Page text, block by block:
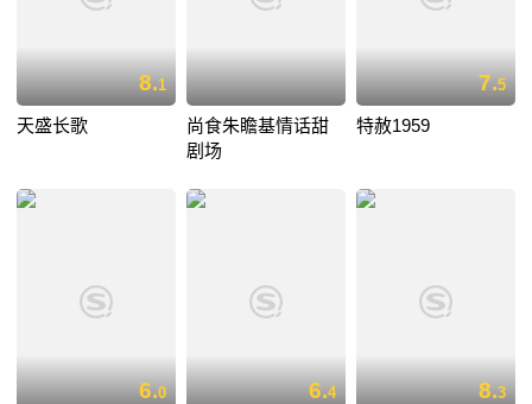
8.1
天盛长歌
尚食朱瞻基情话甜
剧场
7.5
特赦1959
6.0 6.4 8.3